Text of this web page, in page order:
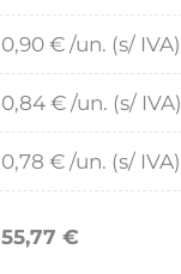
0,90 € /un. (s/ IVA)
0,84 € /un. (s/ IVA)
0,78 € /un. (s/ IVA)
55,77 €